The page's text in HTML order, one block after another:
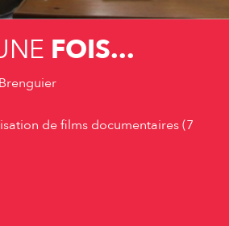
FOIS...
de films documentaires (7